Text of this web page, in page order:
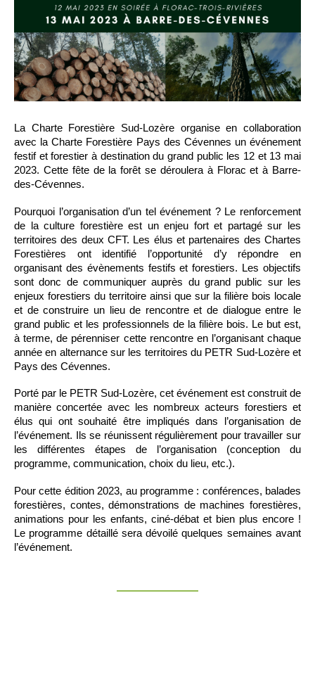
La Charte Forestière Sud-Lozère organise en collaboration
avec la Charte Forestière Pays des Cévennes un événement
festif et forestier à destination du grand public les 12 et 13 mai
2023. Cette fête de la forêt se déroulera à Florac et à Barre-
des-Cévennes.
Pourquoi l’organisation d’un tel événement ? Le renforcement
de la culture forestière est un enjeu fort et partagé sur les
territoires des deux CFT. Les élus et partenaires des Chartes
Forestières ont identifié l’opportunité d’y répondre en
organisant des évènements festifs et forestiers. Les objectifs
sont donc de communiquer auprès du grand public sur les
enjeux forestiers du territoire ainsi que sur la filière bois locale
et de construire un lieu de rencontre et de dialogue entre le
grand public et les professionnels de la filière bois. Le but est,
à terme, de pérenniser cette rencontre en l’organisant chaque
année en alternance sur les territoires du PETR Sud-Lozère et
Pays des Cévennes.
Porté par le PETR Sud-Lozère, cet événement est construit de
manière concertée avec les nombreux acteurs forestiers et
élus qui ont souhaité être impliqués dans l’organisation de
l’événement. Ils se réunissent régulièrement pour travailler sur
les différentes étapes de l’organisation (conception du
programme, communication, choix du lieu, etc.).
Pour cette édition 2023, au programme : conférences, balades
forestières, contes, démonstrations de machines forestières,
animations pour les enfants, ciné-débat et bien plus encore !
Le programme détaillé sera dévoilé quelques semaines avant
l’événement.